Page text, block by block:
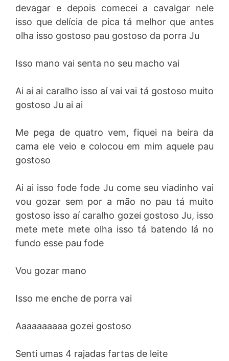
devagar e depois comecei a cavalgar nele
isso que delícia de pica tá melhor que antes
olha isso gostoso pau gostoso da porra Ju
Isso mano vai senta no seu macho vai
Ai ai ai caralho isso aí vai vai tá gostoso muito
gostoso Ju ai ai
Me pega de quatro vem, fiquei na beira da
cama ele veio e colocou em mim aquele pau
gostoso
Ai ai isso fode fode Ju come seu viadinho vai
vou gozar sem por a mão no pau tá muito
gostoso isso aí caralho gozei gostoso Ju, isso
mete mete mete olha isso tá batendo lá no
fundo esse pau fode
Vou gozar mano
Isso me enche de porra vai
Aaaaaaaaaa gozei gostoso
Senti umas 4 rajadas fartas de leite